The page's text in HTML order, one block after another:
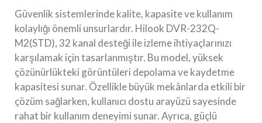
Güvenlik sistemlerinde kalite, kapasite ve kullanım
kolaylığı önemli unsurlardır. Hilook DVR-232Q-
M2(STD), 32 kanal desteği ile izleme ihtiyaçlarınızı
karşılamak için tasarlanmıştır. Bu model, yüksek
çözünürlükteki görüntüleri depolama ve kaydetme
kapasitesi sunar. Özellikle büyük mekânlarda etkili bir
çözüm sağlarken, kullanıcı dostu arayüzü sayesinde
rahat bir kullanım deneyimi sunar. Ayrıca, güçlü